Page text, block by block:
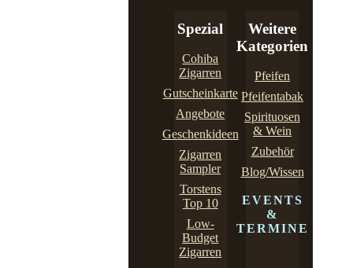
Spezial
Cohiba
Zigarren
Gutscheinkarte
Angebote
Geschenkideen
Zigarren
Sampler
Torstens
Top 10
Low-
Budget
Zigarren
Weitere
Kategorien
Pfeifen
Pfeifentabak
Spirituosen
& Wein
Zubehör
Blog/Wissen
EVENTS
&
TERMINE